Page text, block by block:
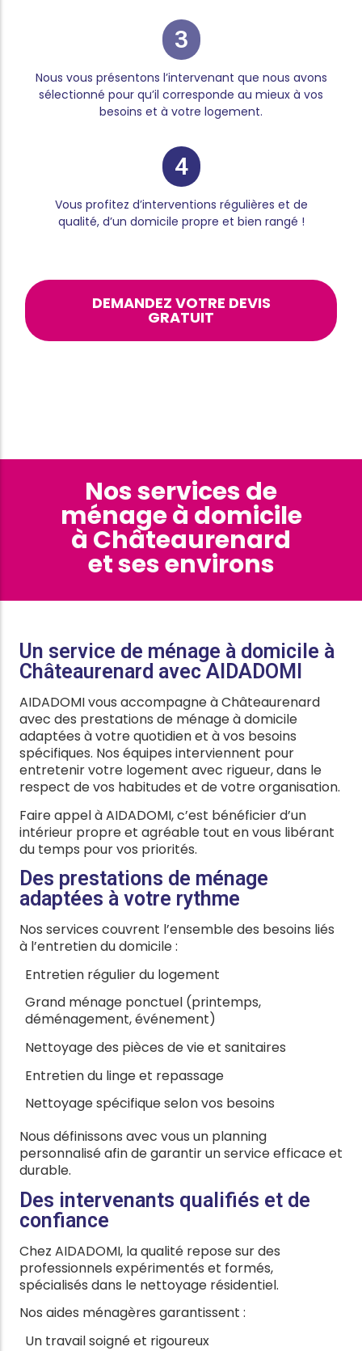
3
Nous vous présentons l’intervenant que nous avons
sélectionné pour qu’il corresponde au mieux à vos
besoins et à votre logement.
4
Vous profitez d’interventions régulières et de
qualité, d’un domicile propre et bien rangé !
DEMANDEZ VOTRE DEVIS
GRATUIT
Nos services de
ménage à domicile
à Châteaurenard
et ses environs
Un service de ménage à domicile à
Châteaurenard avec AIDADOMI
AIDADOMI vous accompagne à Châteaurenard
avec des prestations de ménage à domicile
adaptées à votre quotidien et à vos besoins
spécifiques. Nos équipes interviennent pour
entretenir votre logement avec rigueur, dans le
respect de vos habitudes et de votre organisation.
Faire appel à AIDADOMI, c’est bénéficier d’un
intérieur propre et agréable tout en vous libérant
du temps pour vos priorités.
Des prestations de ménage
adaptées à votre rythme
Nos services couvrent l’ensemble des besoins liés
à l’entretien du domicile :
Entretien régulier du logement
Grand ménage ponctuel (printemps,
déménagement, événement)
Nettoyage des pièces de vie et sanitaires
Entretien du linge et repassage
Nettoyage spécifique selon vos besoins
Nous définissons avec vous un planning
personnalisé afin de garantir un service efficace et
durable.
Des intervenants qualifiés et de
confiance
Chez AIDADOMI, la qualité repose sur des
professionnels expérimentés et formés,
spécialisés dans le nettoyage résidentiel.
Nos aides ménagères garantissent :
Un travail soigné et rigoureux